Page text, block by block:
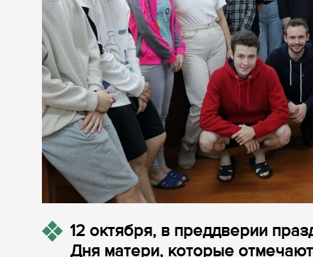
12 октября, в преддверии
Дня матери, которые